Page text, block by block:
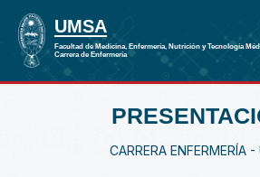
CARRERA ENFERMERÍA